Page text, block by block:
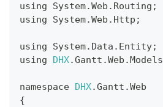
using System.Web . Routing ;
using System.Web . Http ;
using System. Data . Entity;
using DHX.Gantt .Web .Models
namespace DHX.Gantt .Web
{